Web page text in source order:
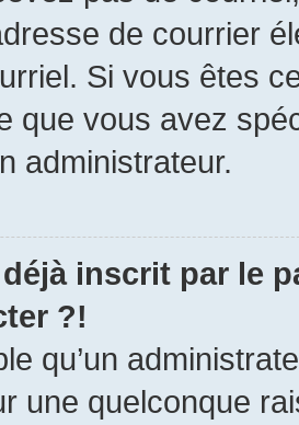
de courrier
Si vous êtes
que vous avez
administrateur.
déjà inscrit par le
?!
qu’un
une quelconque